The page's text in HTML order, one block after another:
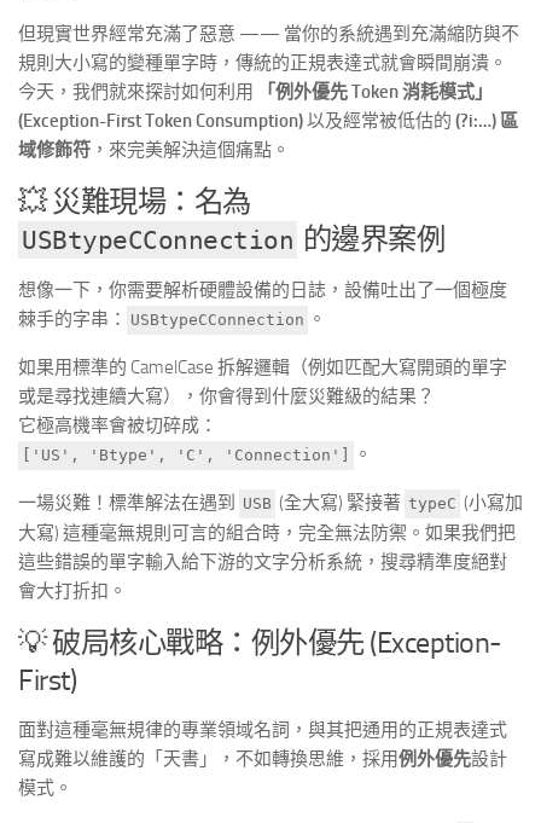
但現實世界經常充滿了惡意 —— 當你的系統遇到充滿縮防與不
規則大小寫的變種單字時，傳統的正規表達式就會瞬間崩潰。
今天，我們就來探討如何利用
「例外優先 Token 消耗模式」
(Exception-First Token Consumption)以及經常被低估的 (?i:…) 區
域修飾符 ，來完美解決這個痛點。
💥 災難現場：名為
USBtypeCConnection 的邊界案例
想像一下，你需要解析硬體設備的日誌，設備吐出了一個極度
棘手的字串：
USBtypeCConnection 。
如果用標準的 CamelCase 拆解邏輯（例如匹配大寫開頭的單字
或是尋找連續大寫），你會得到什麼災難級的結果？
它極高機率會被切碎成：
['US', 'Btype', 'C', 'Connection'] 。
一場災難！標準解法在遇到 USB (全大寫) 緊接著 typeC (小寫加
大寫) 這種毫無規則可言的組合時，完全無法防禦。如果我們把
這些錯誤的單字輸入給下游的文字分析系統，搜尋精準度絕對
會大打折扣。
💡 破局核心戰略：例外優先 (Exception-
First)
面對這種毫無規律的專業領域名詞，與其把通用的正規表達式
寫成難以維護的「天書」，不如轉換思維，採用例外優先設計
模式。